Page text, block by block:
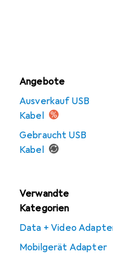
Angebote
Ausverkauf USB
Kabel
Gebraucht USB
Kabel
Verwandte
Kategorien
Data + Video
Mobilgerät Adapter